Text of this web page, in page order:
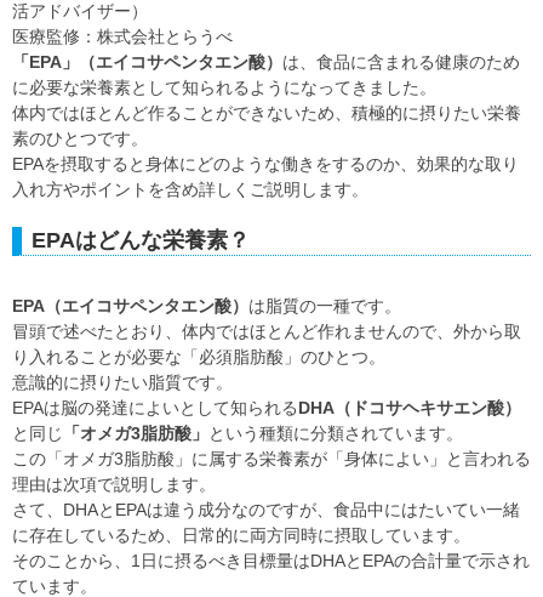
活アドバイザー）
医療監修：株式会社とらうべ
「EPA」（エイコサペンタエン酸） は、食品に含まれる健康のため
に必要な栄養素として知られるようになってきました。
体内ではほとんど作ることができないため、積極的に摂りたい栄養
素のひとつです。
EPAを摂取すると身体にどのような働きをするのか、効果的な取り
入れ方やポイントを含め詳しくご説明します。
EPAはどんな栄養素？
EPA（エイコサペンタエン酸） は脂質の一種です。
冒頭で述べたとおり、体内ではほとんど作れませんので、外から取
り入れることが必要な「必須脂肪酸」のひとつ。
意識的に摂りたい脂質です。
EPAは脳の発達によいとして知られるDHA（ドコサヘキサエン酸）
と同じ
「オメガ3脂肪酸」 という種類に分類されています。
この「オメガ3脂肪酸」に属する栄養素が「身体によい」と言われる
理由は次項で説明します。
さて、DHAとEPAは違う成分なのですが、食品中にはたいてい一緒
に存在しているため、日常的に両方同時に摂取しています。
そのことから、1日に摂るべき目標量はDHAとEPAの合計量で示され
ています。